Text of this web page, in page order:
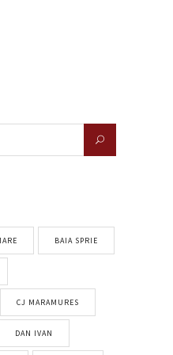
BAIA SPRIE
CJ MARAMURES
DAN IVAN